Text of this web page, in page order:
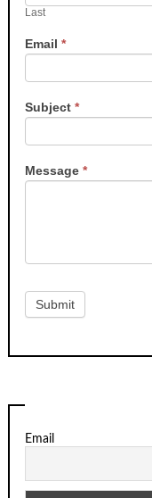
Last
Email*
Subject*
Message*
Submit
Email